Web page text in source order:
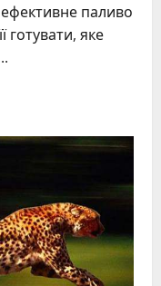
паливо
готувати, яке